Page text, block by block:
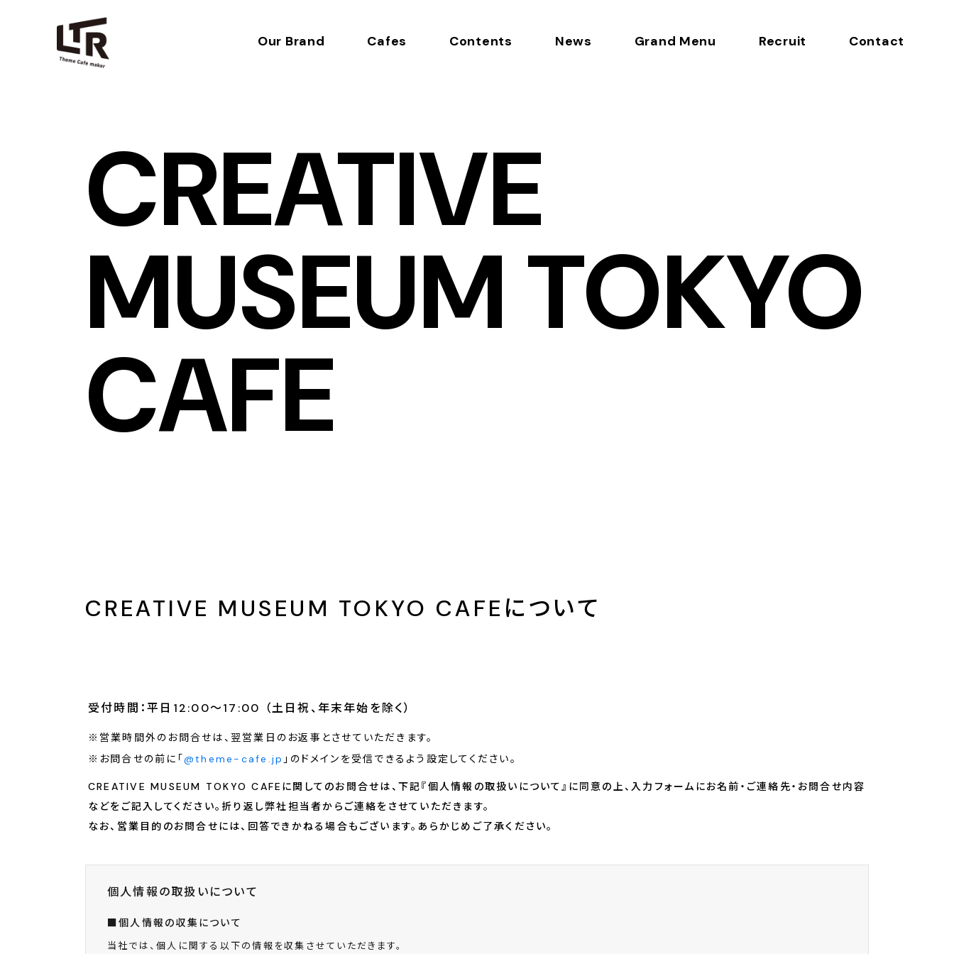
Our Brand Cafes Contents News Grand Menu Recruit Contact
CREATIVE
MUSEUM TOKYO
CAFE
CREATIVE MUSEUM TOKYO CAFEについて
受付時間：平日12:00～17:00 （土日祝、年末年始を除く）
営業時間外のお問合せは、翌営業日のお返事とさせていただきます。
お問合せの前に「@theme-cafe.jp 」のドメインを受信できるよう設定してください。
CREATIVE MUSEUM TOKYO CAFEに関してのお問合せは、下記『個人情報の取扱いについて』に同意の上、入力フォームにお名前・ご連絡先・お問合せ内容
などをご記入してください。折り返し弊社担当者からご連絡をさせていただきます。
なお、営業目的のお問合せには、回答できかねる場合もございます。あらかじめご了承ください。
個人情報の取扱いについて
■個人情報の収集について
当社では、個人に関する以下の情報を収集させていただきます。